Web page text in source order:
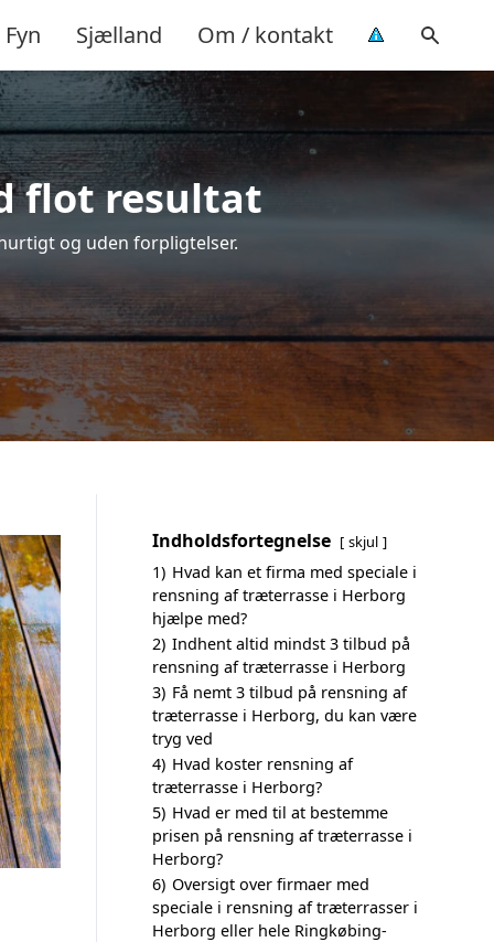
Fyn Sjælland Om / kontakt
flot resultat
og uden forpligtelser.
Indholdsfortegnelse skjul
1) Hvad kan et firma med speciale i
rensning af træterrasse i Herborg
hjælpe med?
2) Indhent altid mindst 3 tilbud på
rensning af træterrasse i Herborg
3) Få nemt 3 tilbud på rensning af
træterrasse i Herborg, du kan være
tryg ved
4) Hvad koster rensning af
træterrasse i Herborg?
5) Hvad er med til at bestemme
prisen på rensning af træterrasse i
Herborg?
6) Oversigt over firmaer med
speciale i rensning af træterrasser i
Herborg eller hele Ringkøbing-